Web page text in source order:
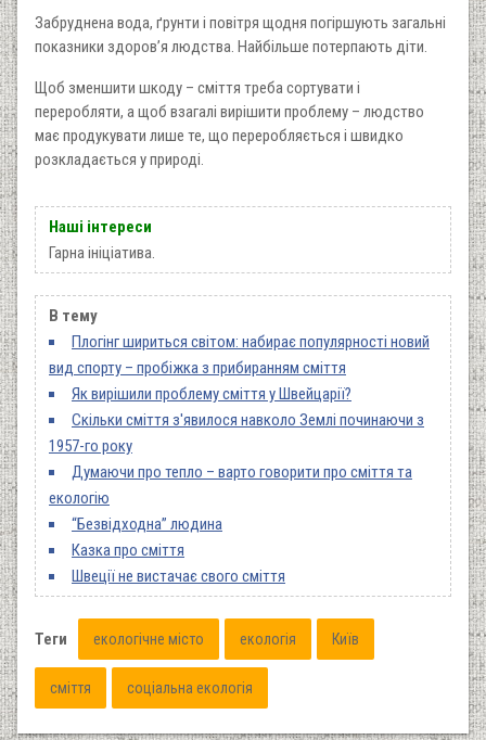
Забруднена вода, ґрунти і повітря щодня погіршують загальні
показники здоров’я людства. Найбільше потерпають діти.
Щоб зменшити шкоду – сміття треба сортувати і
переробляти, а щоб взагалі вирішити проблему – людство
має продукувати лише те, що переробляється і швидко
розкладається у природі.
Наші інтереси
Гарна ініціатива.
В тему
Плогінг шириться світом: набирає популярності новий
вид спорту – пробіжка з прибиранням сміття
Як вирішили проблему сміття у Швейцарії?
Скільки сміття з'явилося навколо Землі починаючи з
1957-го року
Думаючи про тепло – варто говорити про сміття та
екологію
“Безвідходна” людина
Казка про сміття
Швеції не вистачає свого сміття
Теги екологічне місто екологія Київ
сміття соціальна екологія